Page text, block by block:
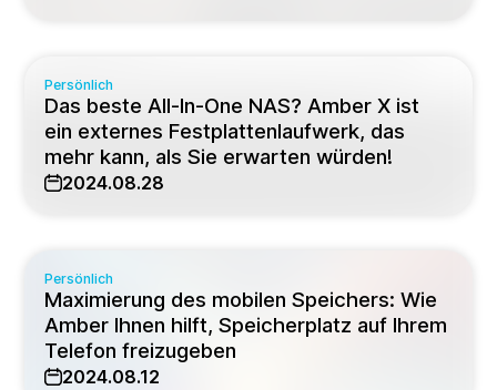
Persönlich
Das beste All-In-One NAS? Amber X ist
ein externes Festplattenlaufwerk, das
mehr kann, als Sie erwarten würden!
2024.08.28
Persönlich
Maximierung des mobilen Speichers: Wie
Amber Ihnen hilft, Speicherplatz auf Ihrem
Telefon freizugeben
2024.08.12